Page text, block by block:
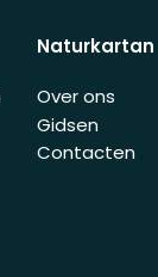
Naturkartan
Over ons
Gidsen
Contacten